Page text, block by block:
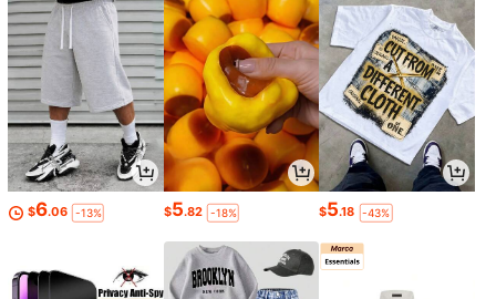
$6.06 -13% $5.82 -18% $5.18 -43%